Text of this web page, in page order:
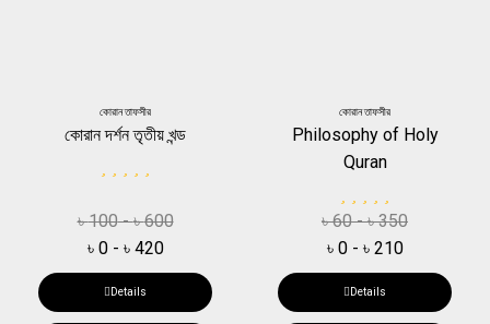
কোরান তাফসীর
কোরান দর্শন তৃতীয় খন্ড
৳100-৳600
৳ 0- ৳ 420
Details
কোরান তাফসীর
Philosophy of Holy
Quran
৳60-৳350
৳ 0- ৳ 210
Details